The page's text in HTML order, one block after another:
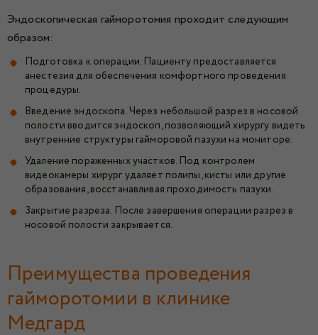
Эндоскопическая гайморотомия проходит следующим
образом:
Подготовка к операции. Пациенту предоставляется
анестезия для обеспечения комфортного проведения
процедуры.
Введение эндоскопа. Через небольшой разрез в носовой
полости вводится эндоскоп, позволяющий хирургу видеть
внутренние структуры гайморовой пазухи на мониторе.
Удаление пораженных участков. Под контролем
видеокамеры хирург удаляет полипы, кисты или другие
образования, восстанавливая проходимость пазухи.
Закрытие разреза. После завершения операции разрез в
носовой полости закрывается.
Преимущества проведения
гайморотомии в клинике
Медгард